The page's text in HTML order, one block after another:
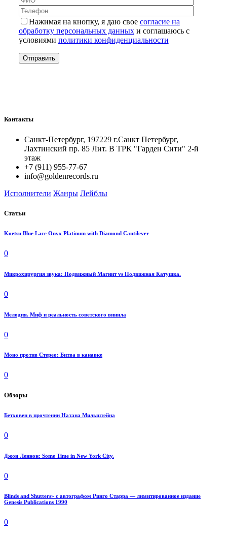
Нажимая на кнопку, я даю свое согласие на
обработку персональных данныхи соглашаюсь с
условиями политики конфиденциальности
Контакты
Санкт-Петербург, 197229 г.Санкт Петербург,
Лахтинский пр. 85 Лит. B ТРК "Гарден Сити" 2-й
этаж
+7 (911) 955-77-67
info@goldenrecords.ru
Исполнители Жанры Лейблы
Статьи
Koetsu Blue Lace Onyx Platinum with Diamond Cantilever
0
Микрохирургия звука: Подвижный Магнит vs Подвижная Катушка.
0
Мелодия. Миф и реальность советского винила
0
Моно против Стерео: Битва в канавке
0
Обзоры
Бетховен в прочтении Натана Мильштейна
0
Джон Леннон: Some Time in New York City.
0
Blinds and Shutters» с автографом Ринго Старра — лимитированное издание
Genesis Publications 1990
0